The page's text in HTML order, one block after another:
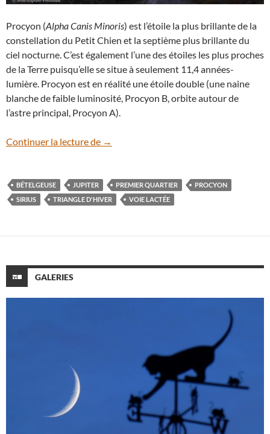
Procyon (Alpha Canis Minoris) est l’étoile la plus brillante de la
constellation du Petit Chien et la septième plus brillante du
ciel nocturne. C’est également l’une des étoiles les plus proches
de la Terre puisqu’elle se situe à seulement 11,4 années-
lumière. Procyon est en réalité une étoile double (une naine
blanche de faible luminosité, Procyon B, orbite autour de
l’astre principal, Procyon A).
Continuer la lecture de Partez à la découverte du Triangle
→
BÉTELGEUSE JUPITER PREMIER QUARTIER
PROCYON
SIRIUS
TRIANGLE D'HIVER VOIE LACTÉE
GALERIES